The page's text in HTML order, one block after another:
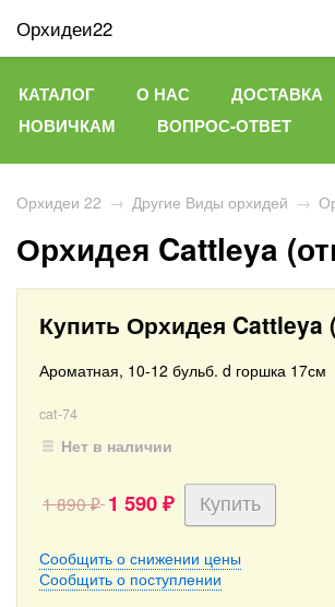
Орхидеи22
КАТАЛОГ О НАС ДОСТАВКА
НОВИЧКАМ
ВОПРОС-ОТВЕТ
Орхидеи 22 → Другие Виды орхидей →
Орхидея Cattleya
Купить Орхидея Cattleya
Ароматная, 10-12 бульб. d горшка 17см
cat-74
Нет в наличии
1 890₽ 1 590 ₽
Сообщить о снижении цены
Сообщить о поступлении